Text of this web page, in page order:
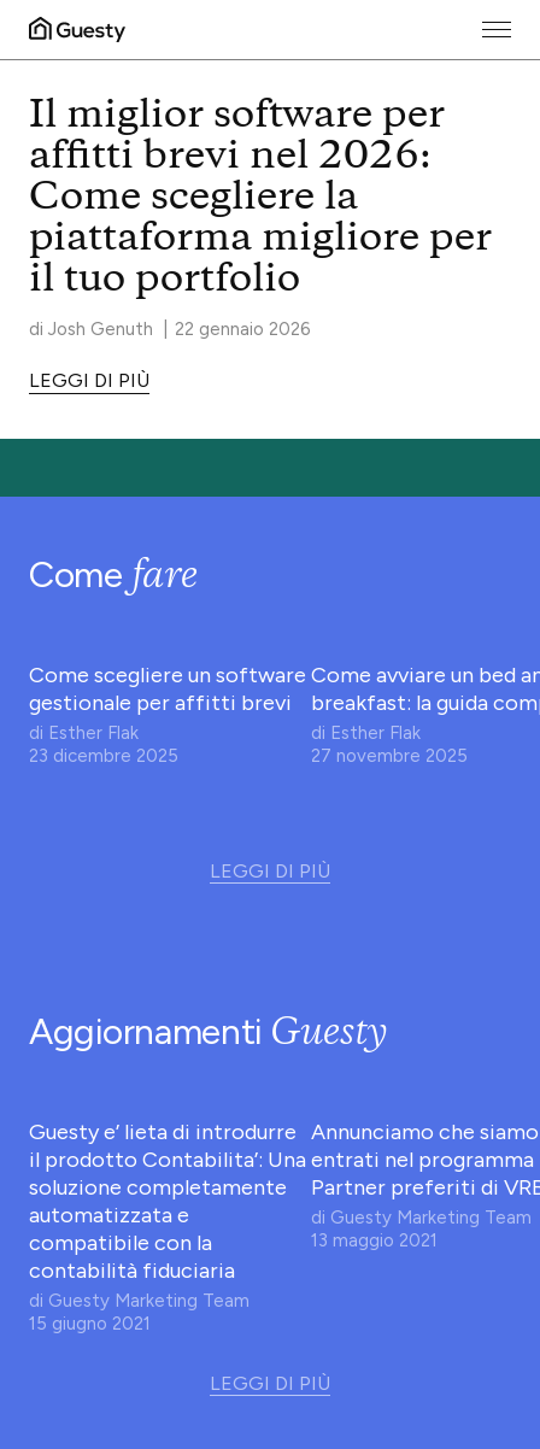
Guesty Blog
Il miglior software per
affitti brevi nel 2026:
Come scegliere la
piattaforma migliore per
il tuo portfolio
di Josh Genuth 22 gennaio 2026
LEGGI DI PIÙ
Come fare
Come scegliere un software
gestionale per affitti brevi
di Esther Flak
23 dicembre 2025
Come avviare un bed
breakfast: la guida
di Esther Flak
27 novembre 2025
LEGGI DI PIÙ
Aggiornamenti Guesty
Guesty e’ lieta di introdurre
il prodotto Contabilita’: Una
soluzione completamente
automatizzata e
compatibile con la
contabilità fiduciaria
di Guesty Marketing Team
15 giugno 2021
Annunciamo che siamo
entrati nel programma
Partner preferiti di
di Guesty Marketing Team
13 maggio 2021
LEGGI DI PIÙ